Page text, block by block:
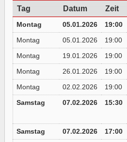
Tag Datum Zeit
Montag 05.01.2026
19:00
Montag
05.01.2026
19:00
Montag
19.01.2026
19:00
Montag
26.01.2026
19:00
Montag
02.02.2026
19:00
Samstag
07.02.2026 15:30
Samstag 07.02.2026
17:00